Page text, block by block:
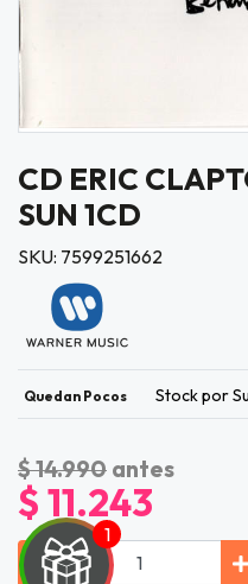
CD ERIC
SUN 1CD
SKU: 7599251662
Quedan Pocos Stock por
$ 14.990 antes
$ 11.243